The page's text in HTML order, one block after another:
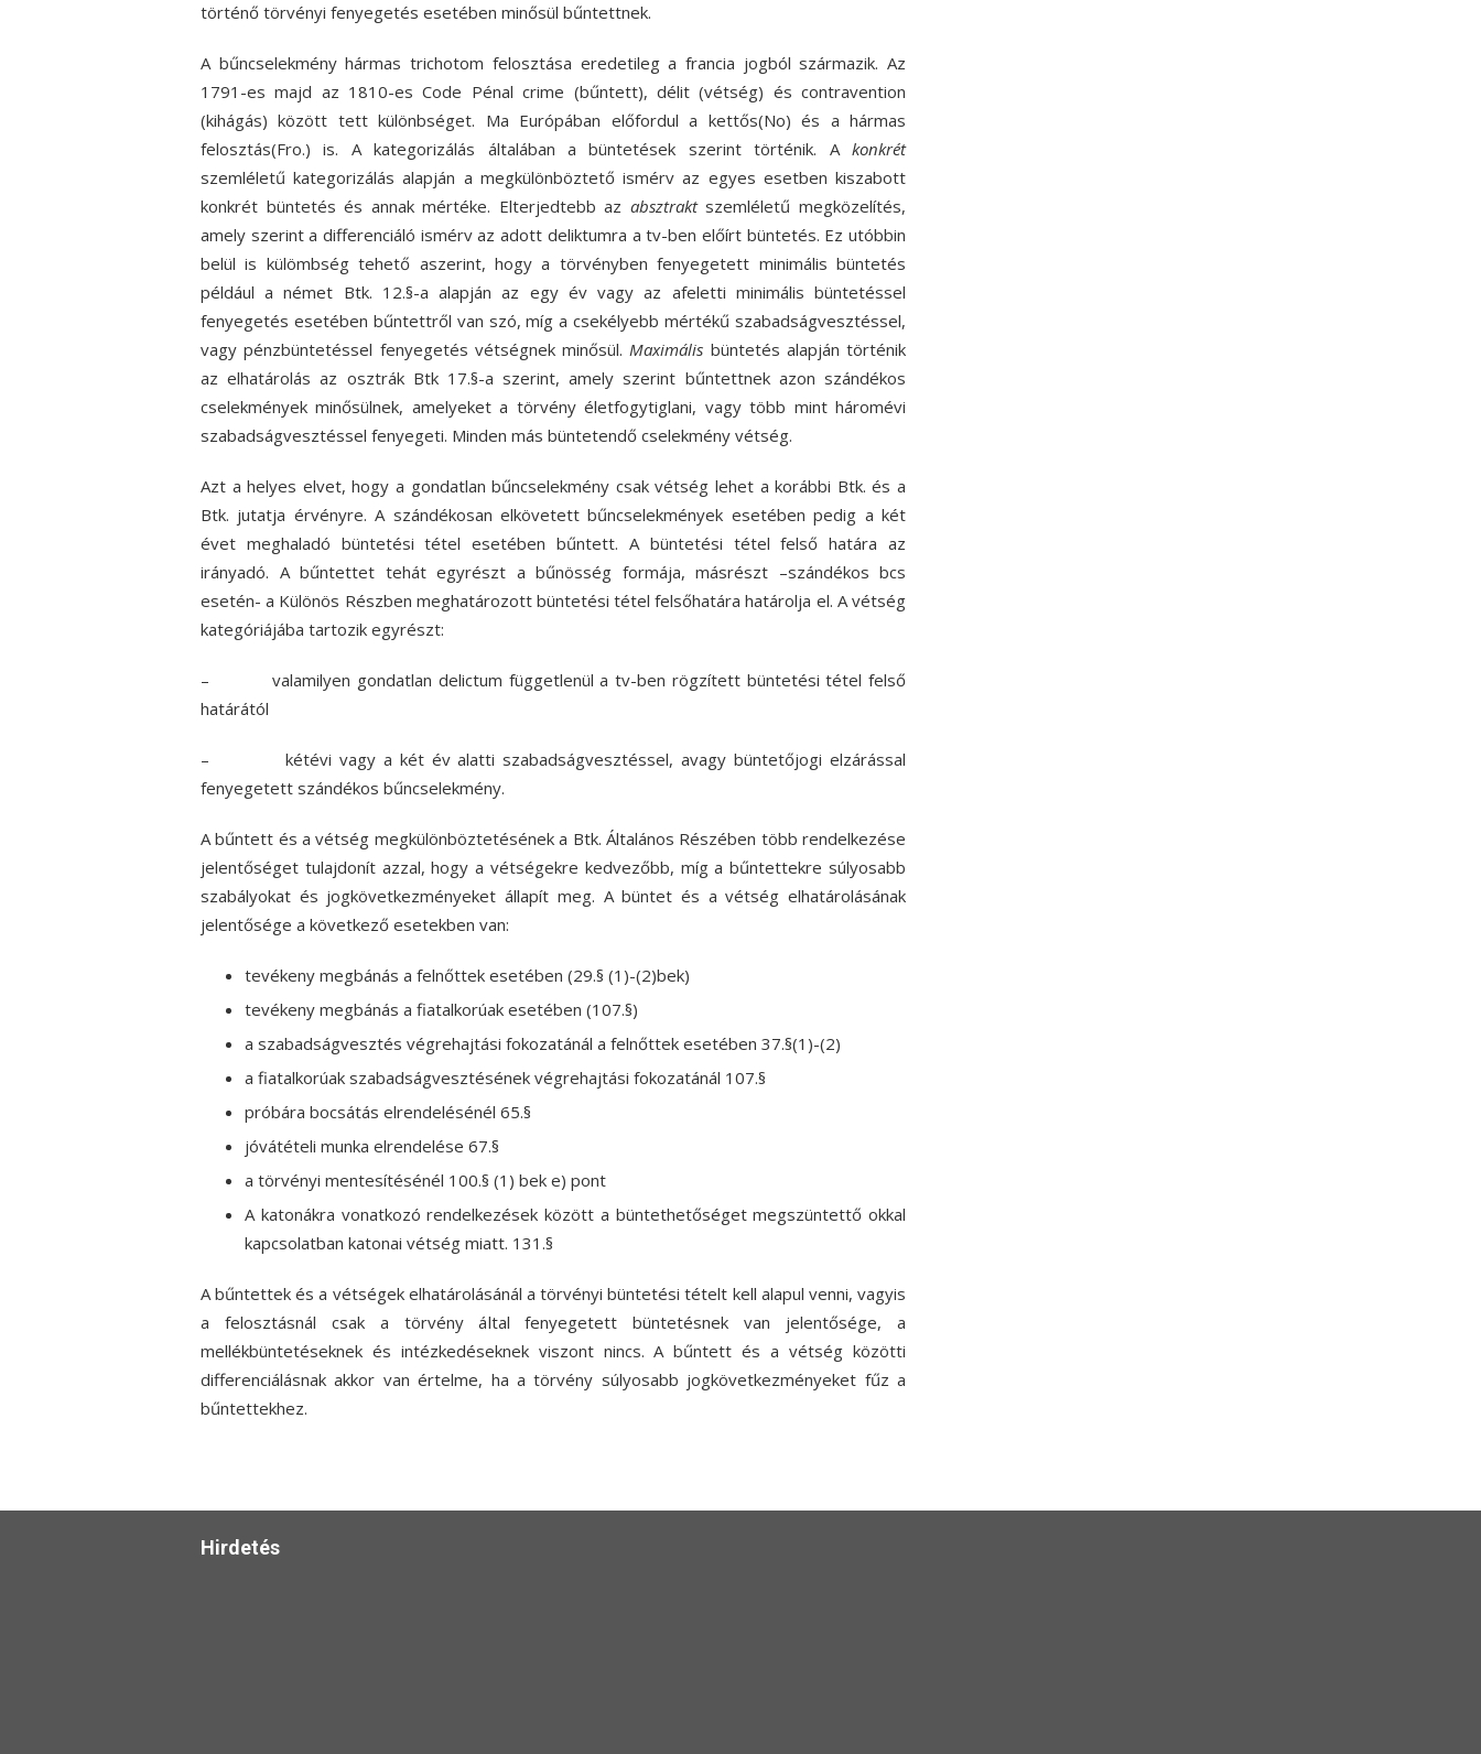
történő törvényi fenyegetés esetében minősül bűntettnek.
A bűncselekmény hármas trichotom felosztása eredetileg a francia jogból származik. Az
1791-es majd az 1810-es Code Pénal crime (bűntett), délit (vétség) és contravention
(kihágás) között tett különbséget. Ma Európában előfordul a kettős(No) és a hármas
felosztás(Fro.) is. A kategorizálás általában a büntetések szerint történik. A konkrét
szemléletű kategorizálás alapján a megkülönböztető ismérv az egyes esetben kiszabott
konkrét büntetés és annak mértéke. Elterjedtebb az absztraktszemléletű megközelítés,
amely szerint a differenciáló ismérv az adott deliktumra a tv-ben előírt büntetés. Ez utóbbin
belül is külömbség tehető aszerint, hogy a törvényben fenyegetett minimális büntetés
például a német Btk. 12.§-a alapján az egy év vagy az afeletti minimális büntetéssel
fenyegetés esetében bűntettről van szó, míg a csekélyebb mértékű szabadságvesztéssel,
vagy pénzbüntetéssel fenyegetés vétségnek minősül.Maximális büntetés alapján történik
az elhatárolás az osztrák Btk 17.§-a szerint, amely szerint bűntettnek azon szándékos
cselekmények minősülnek, amelyeket a törvény életfogytiglani, vagy több mint háromévi
szabadságvesztéssel fenyegeti. Minden más büntetendő cselekmény vétség.
Azt a helyes elvet, hogy a gondatlan bűncselekmény csak vétség lehet a korábbi Btk. és a
Btk. jutatja érvényre. A szándékosan elkövetett bűncselekmények esetében pedig a két
évet meghaladó büntetési tétel esetében bűntett. A büntetési tétel felső határa az
irányadó. A bűntettet tehát egyrészt a bűnösség formája, másrészt –szándékos bcs
esetén- a Különös Részben meghatározott büntetési tétel felsőhatára határolja el. A vétség
kategóriájába tartozik egyrészt:
– valamilyen gondatlan delictum függetlenül a tv-ben rögzített büntetési tétel felső
határától
– kétévi vagy a két év alatti szabadságvesztéssel, avagy büntetőjogi elzárással
fenyegetett szándékos bűncselekmény.
A bűntett és a vétség megkülönböztetésének a Btk. Általános Részében több rendelkezése
jelentőséget tulajdonít azzal, hogy a vétségekre kedvezőbb, míg a bűntettekre súlyosabb
szabályokat és jogkövetkezményeket állapít meg. A büntet és a vétség elhatárolásának
jelentősége a következő esetekben van:
tevékeny megbánás a felnőttek esetében (29.§ (1)-(2)bek)
tevékeny megbánás a fiatalkorúak esetében (107.§)
a szabadságvesztés végrehajtási fokozatánál a felnőttek esetében 37.§(1)-(2)
a fiatalkorúak szabadságvesztésének végrehajtási fokozatánál 107.§
próbára bocsátás elrendelésénél 65.§
jóvátételi munka elrendelése 67.§
a törvényi mentesítésénél 100.§ (1) bek e) pont
A katonákra vonatkozó rendelkezések között a büntethetőséget megszüntettő okkal
kapcsolatban katonai vétség miatt. 131.§
A bűntettek és a vétségek elhatárolásánál a törvényi büntetési tételt kell alapul venni, vagyis
a felosztásnál csak a törvény által fenyegetett büntetésnek van jelentősége, a
mellékbüntetéseknek és intézkedéseknek viszont nincs. A bűntett és a vétség közötti
differenciálásnak akkor van értelme, ha a törvény súlyosabb jogkövetkezményeket fűz a
bűntettekhez.
Hirdetés